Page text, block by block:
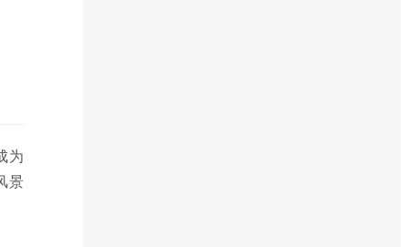
为
景